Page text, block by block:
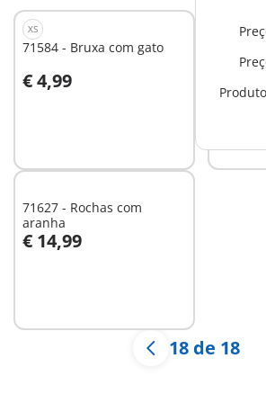
XS
71584 - Bruxa com gato
€ 4,99
71627 - Rochas com
aranha
€ 14,99
18 de 18